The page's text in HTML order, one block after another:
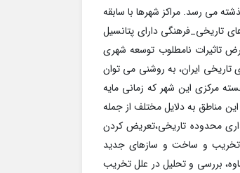
می رسد. مراکز شهرها با سابقه
تاریخی_فرهنگی دارای پتانسیل
تاثیرات نامطلوب توسعه شهری
تاریخی ایران، به روشنی می توان
مرکزی این شهر که زمانی مایه
مناطق به دلایل مختلف از جمله
محدوده تاریخی،تعریض کردن
تخریب و ساخت و سازهای جدید
بررسی و تحلیل در علل تخریب